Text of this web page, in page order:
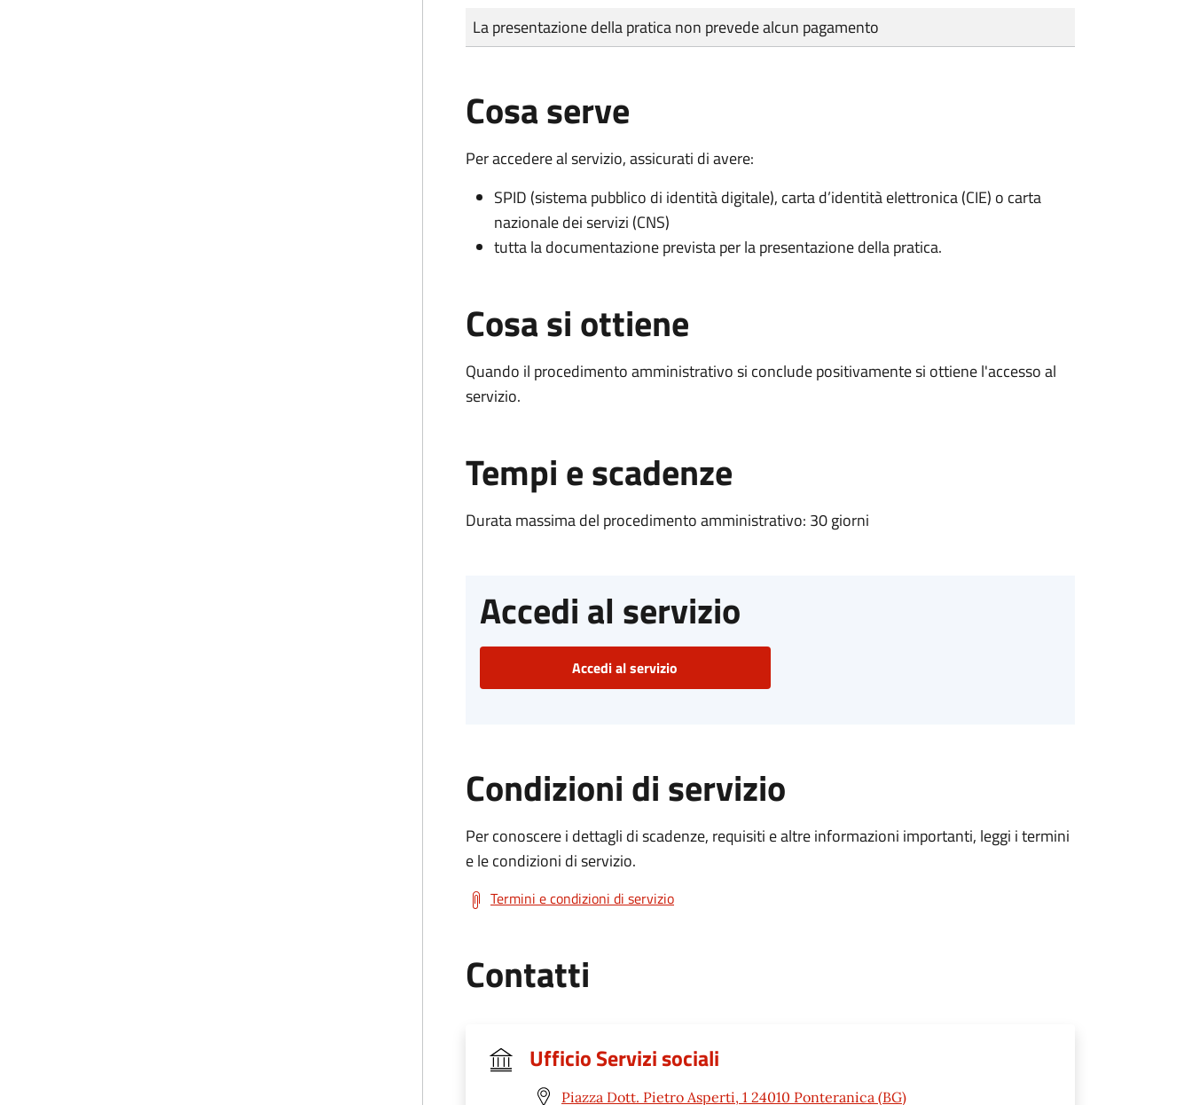
Tipo di pagamento
Importo
La presentazione della pratica non prevede alcun pagamento
Cosa serve
Per accedere al servizio, assicurati di avere:
SPID (sistema pubblico di identità digitale), carta d’identità elettronica (CIE) o carta
nazionale dei servizi (CNS)
tutta la documentazione prevista per la presentazione della pratica.
Cosa si ottiene
Quando il procedimento amministrativo si conclude positivamente si ottiene l'accesso al
servizio.
Tempi e scadenze
Durata massima del procedimento amministrativo: 30 giorni
Accedi al servizio
Accedi al servizio
Condizioni di servizio
Per conoscere i dettagli di scadenze, requisiti e altre informazioni importanti, leggi i termini
e le condizioni di servizio.
Termini e condizioni di servizio
Contatti
Ufficio Servizi sociali
Piazza Dott. Pietro Asperti, 1 24010 Ponteranica (BG)